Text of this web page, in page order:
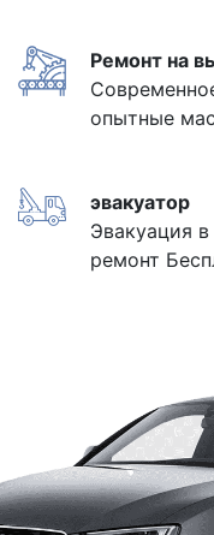
Ремонт на
опытные
эвакуатор
Эвакуация в
ремонт